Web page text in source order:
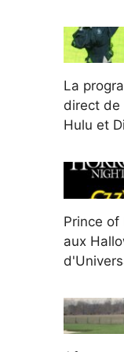
La
direct de
Hulu et
Prince
aux